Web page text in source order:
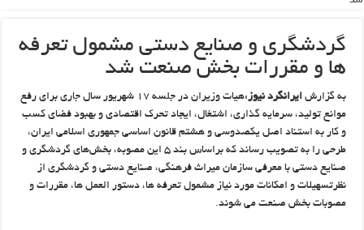
گردشگری و صنایع دستی مشمول تعرفه
ها و مقررات بخش صنعت شد
به گزارش ایرانگرد نیوز
:هیات وزیران در جلسه ۱۷ شهریور سال جاری برای رفع
موانع تولید، سرمایه گذاری، اشتغال، ایجاد تحرک اقتصادی و بهبود فضای کسب
و کار به استناد اصل یکصدوسی و هشتم قانون اساسی جمهوری اسلامی ایران،
طرحی را به تصویب رساند که براساس بند ۵ این مصوبه، بخش‌های گردشگری و
صنایع دستی با معرفی سازمان میراث فرهنگی، صنایع دستی و گردشگری از
نظرتسهیلات و امکانات مورد نیاز مشمول تعرفه ها، دستور العمل ها، مقررات و
مصوبات بخش صنعت می ‌شوند.